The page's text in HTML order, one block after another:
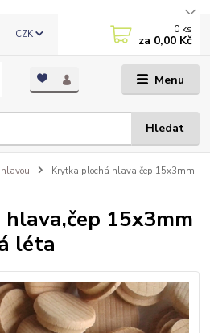
Menu
CZK
Hledat
0 ks
za 0,00 Kč
Krytka plochá hlava,čep 15x3mm
15x3mm
léta